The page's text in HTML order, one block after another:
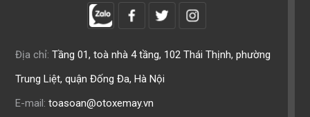
Địa chỉ: Tầng 01, toà nhà 4 tầng, 102 Thái Thịnh, phường
Trung Liệt, quận Đống Đa, Hà Nội
E-mail: toasoan@otoxemay.vn